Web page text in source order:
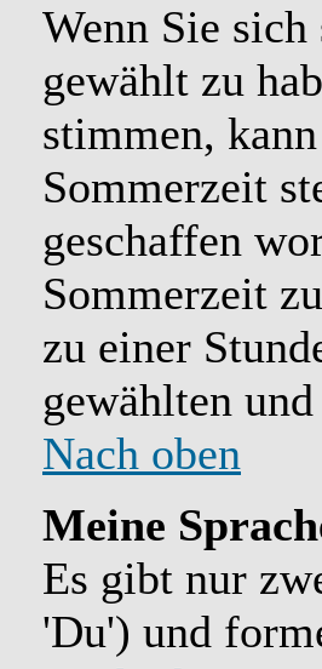
Wenn Sie
gewählt zu
stimmen,
Sommerzeit
geschaffen
Sommerzeit
zu einer
gewählten
Nach oben
Meine
Es gibt nur
'Du') und